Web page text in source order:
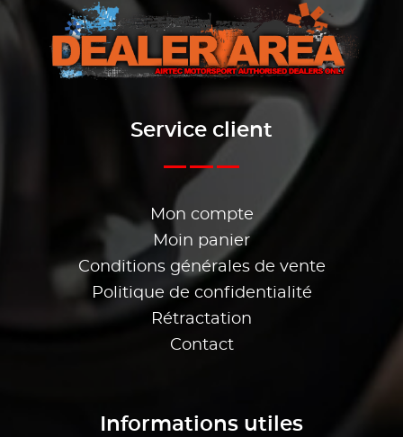
Service client
Mon compte
Moin panier
Conditions générales de vente
Politique de confidentialité
Rétractation
Contact
Informations utiles